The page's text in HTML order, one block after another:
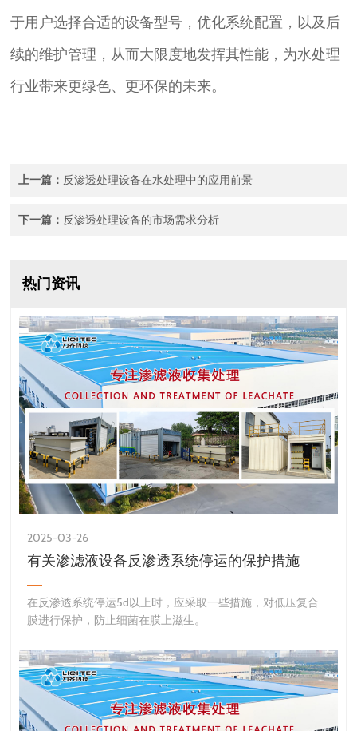
于用户选择合适的设备型号，优化系统配置，以及后
续的维护管理，从而大限度地发挥其性能，为水处理
行业带来更绿色、更环保的未来。
上一篇： 反渗透处理设备在水处理中的应用前景
下一篇： 反渗透处理设备的市场需求分析
热门资讯
2025-03-26
有关渗滤液设备反渗透系统停运的保护措施
​在反渗透系统停运5d以上时，应采取一些措施，对低压复合
膜进行保护，防止细菌在膜上滋生。